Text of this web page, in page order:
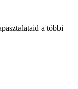
a többi